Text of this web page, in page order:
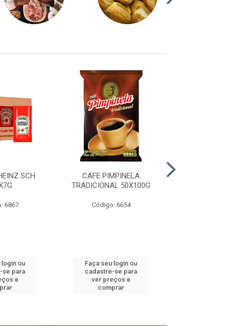
SCH
6867
login ou
se para
e
CAFE PIMPINELA
TRADICIONAL 50X100G
Código: 6654
Faça seu login ou
cadastre-se para
ver preços e
comprar